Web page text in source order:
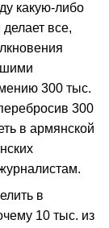
какую-либо
все,
300 тыс.
300
в армянской
в
10 тыс. из